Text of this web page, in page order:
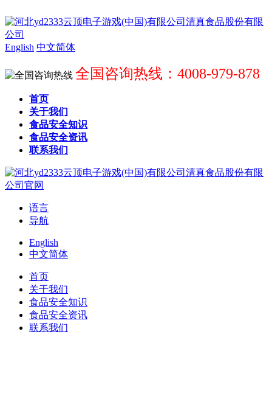
English 中文简体
全国咨询热线：4008-979-878
首页
关于我们
食品安全知识
食品安全资讯
联系我们
语言
导航
English
中文简体
首页
关于我们
食品安全知识
食品安全资讯
联系我们